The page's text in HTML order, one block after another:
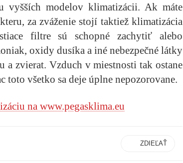
vyšších modelov klimatizácii. Ak máte
za zváženie stojí taktiež klimatizácia
filtre sú schopné zachytiť alebo
oxidy dusíka a iné nebezpečné látky
a zvierat. Vzduch v miestnosti tak ostane
toto všetko sa deje úplne nepozorovane.
na www.pegasklima.eu
ZDIEĽAŤ